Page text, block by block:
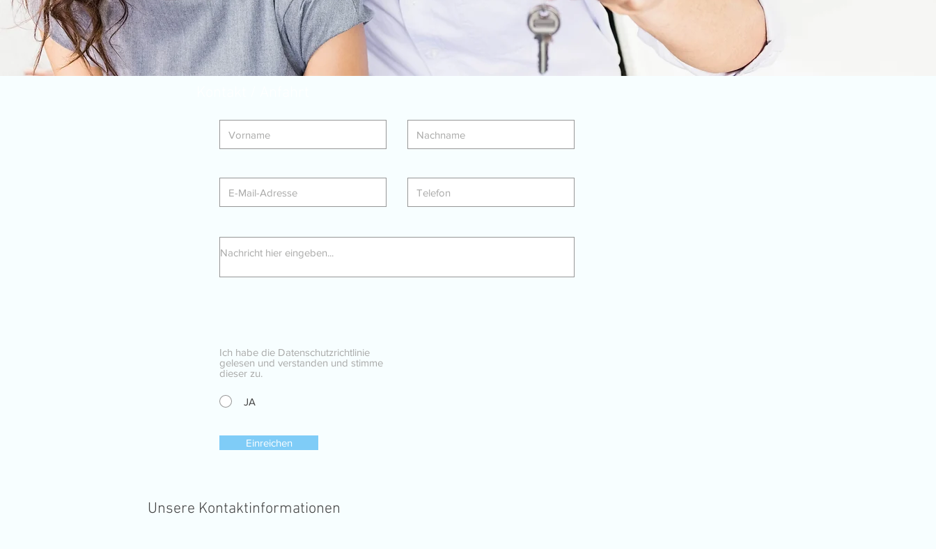
Ich habe die Datenschutzrichtlinie
gelesen und verstanden und stimme
dieser zu.
JA
Einreichen
Unsere Kontaktinformationen